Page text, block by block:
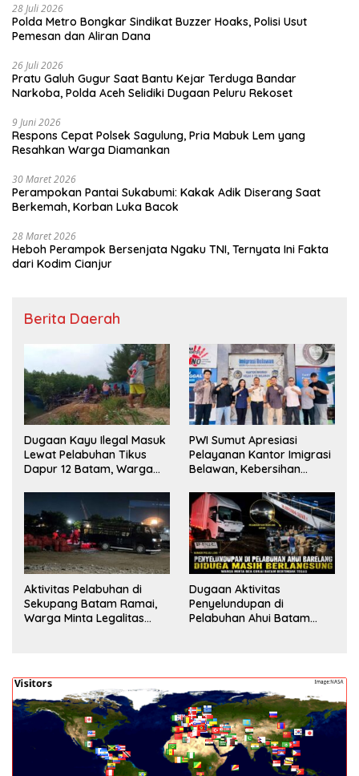
28 Juli 2026
Polda Metro Bongkar Sindikat Buzzer Hoaks, Polisi Usut
Pemesan dan Aliran Dana
26 Juli 2026
Pratu Galuh Gugur Saat Bantu Kejar Terduga Bandar
Narkoba, Polda Aceh Selidiki Dugaan Peluru Rekoset
9 Juni 2026
Respons Cepat Polsek Sagulung, Pria Mabuk Lem yang
Resahkan Warga Diamankan
30 Maret 2026
Perampokan Pantai Sukabumi: Kakak Adik Diserang Saat
Berkemah, Korban Luka Bacok
28 Maret 2026
Heboh Perampok Bersenjata Ngaku TNI, Ternyata Ini Fakta
dari Kodim Cianjur
Berita Daerah
Dugaan Kayu Ilegal Masuk
Lewat Pelabuhan Tikus
Dapur 12 Batam, Warga
Pengecekan
PWI Sumut Apresiasi
Pelayanan Kantor Imigrasi
Belawan, Kebersihan
Aktivitas Pelabuhan di
Sekupang Batam Ramai,
Warga Minta Legalitas
Dugaan Aktivitas
Penyelundupan di
Pelabuhan Ahui Batam